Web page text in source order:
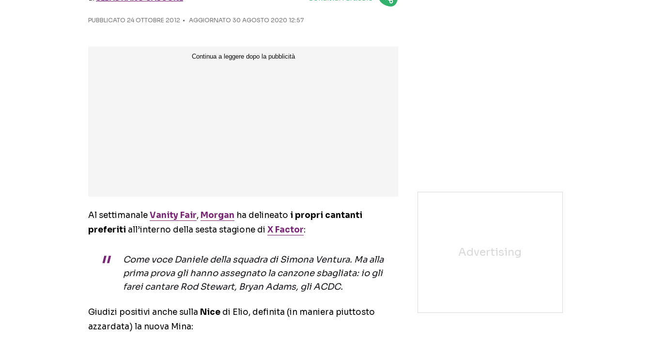
PUBBLICATO 24 OTTOBRE 2012 AGGIORNATO 30 AGOSTO 2020 12:57
Al settimanaleVanity Fair, Morgan ha delineato i propri cantanti
preferiti all’interno della sesta stagione di X Factor:
Come voce Daniele della squadra di Simona Ventura. Ma alla
prima prova gli hanno assegnato la canzone sbagliata: io gli
farei cantare Rod Stewart, Bryan Adams, gli ACDC.
Giudizi positivi anche sulla Nice di Elio, definita (in maniera piuttosto
azzardata) la nuova Mina: